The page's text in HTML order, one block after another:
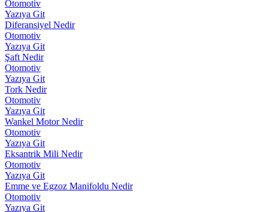
Otomotiv
Yazıya Git
Diferansiyel Nedir
Otomotiv
Yazıya Git
Şaft Nedir
Otomotiv
Yazıya Git
Tork Nedir
Otomotiv
Yazıya Git
Wankel Motor Nedir
Otomotiv
Yazıya Git
Eksantrik Mili Nedir
Otomotiv
Yazıya Git
Emme ve Egzoz Manifoldu Nedir
Otomotiv
Yazıya Git